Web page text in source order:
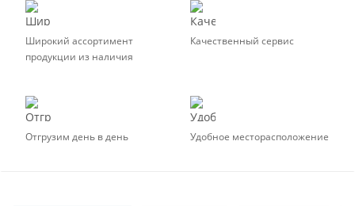
Широкий ассортимент
продукции из наличия
Качественный сервис
Отгрузим день в день Удобное месторасположение